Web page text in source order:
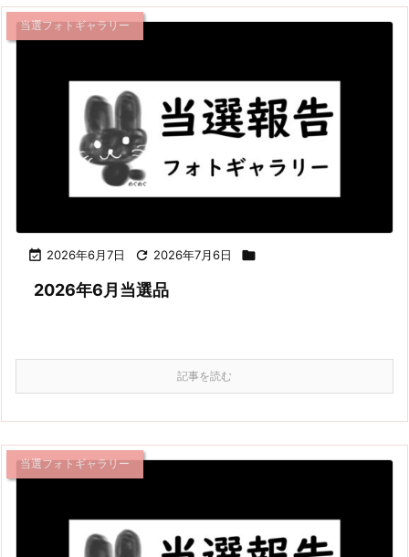
 2026年6月7日  2026年7月6日 
当選フォトギャラリー
2026年6月当選品
記事を読む
当選フォトギャラリー